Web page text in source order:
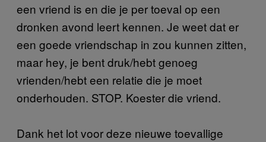
een vriend is en die je per toeval op een
dronken avond leert kennen. Je weet dat er
een goede vriendschap in zou kunnen zitten,
maar hey, je bent druk/hebt genoeg
vrienden/hebt een relatie die je moet
onderhouden. STOP. Koester die vriend.
Dank het lot voor deze nieuwe toevallige